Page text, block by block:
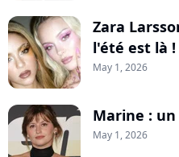
Zara
l'été est là !
May 1, 2026
Marine : un
May 1, 2026